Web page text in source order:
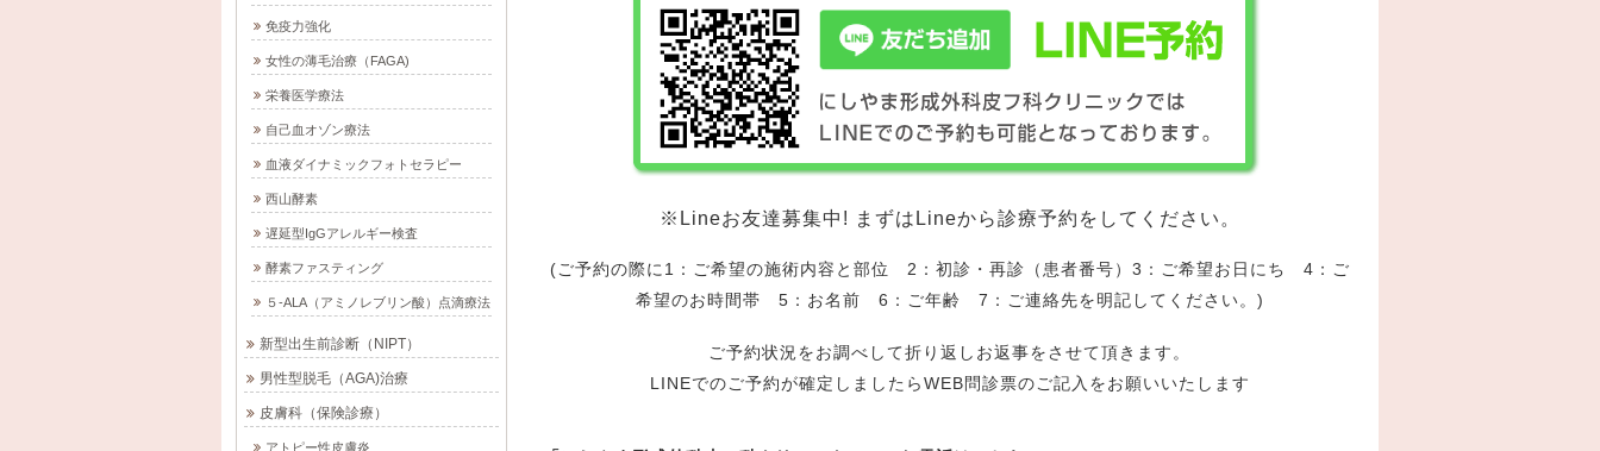
※Lineお友達募集中! まずはLineから診療予約をしてください。
(ご予約の際に1：ご希望の施術内容と部位 2：初診・再診（患者番号）3：ご希望お日にち 4：ご
希望のお時間帯 5：お名前 6：ご年齢 7：ご連絡先を明記してください。)
ご予約状況をお調べして折り返しお返事をさせて頂きます。
LINEでのご予約が確定しましたらWEB問診票のご記入をお願いいたします
免疫力強化
女性の薄毛治療（FAGA)
栄養医学療法
自己血オゾン療法
血液ダイナミックフォトセラピー
西山酵素
遅延型IgGアレルギー検査
酵素ファスティング
５-ALA（アミノレブリン酸）点滴療法
新型出生前診断（NIPT）
男性型脱毛（AGA)治療
皮膚科（保険診療）
アトピー性皮膚炎